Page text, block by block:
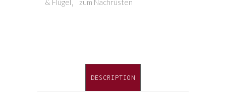
& Flügel
zum Nachrüsten
DESCRIPTION